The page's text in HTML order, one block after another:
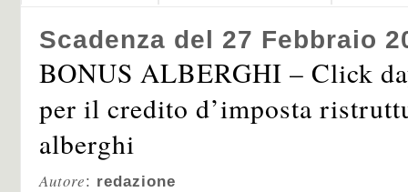
Scadenza del 27 Febbraio
BONUS ALBERGHI – Click
per il credito d’imposta
alberghi
Autore: redazione